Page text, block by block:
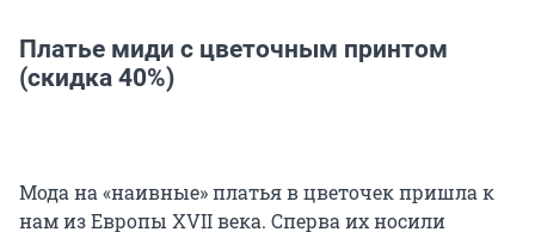
Платье миди с цветочным принтом
(скидка 40%)
Мода на «наивные» платья в цветочек пришла к
нам из Европы XVII века. Сперва их носили